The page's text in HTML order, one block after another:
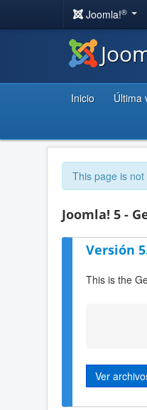
Joomla!®
Inicio Última
This page is
Joomla! 5 -
Versión
This is the
Ver